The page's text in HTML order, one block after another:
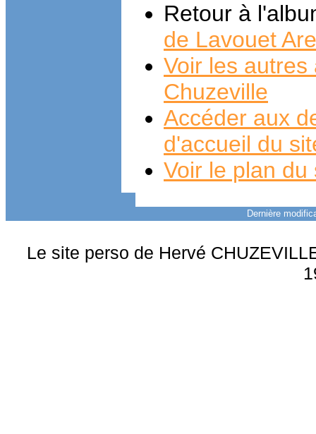
Retour à
de Lavouet
Voir les
Chuzeville
Accéder aux
d'accueil du
Voir le plan du
Dernière
Le site perso de Hervé